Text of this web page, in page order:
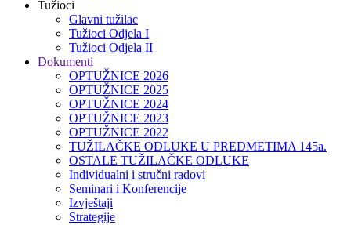
Tužioci
Glavni tužilac
Tužioci Odjela I
Tužioci Odjela II
Dokumenti
OPTUŽNICE 2026
OPTUŽNICE 2025
OPTUŽNICE 2024
OPTUŽNICE 2023
OPTUŽNICE 2022
TUŽILAČKE ODLUKE U PREDMETIMA 145a.
OSTALE TUŽILAČKE ODLUKE
Individualni i stručni radovi
Seminari i Konferencije
Izvještaji
Strategije